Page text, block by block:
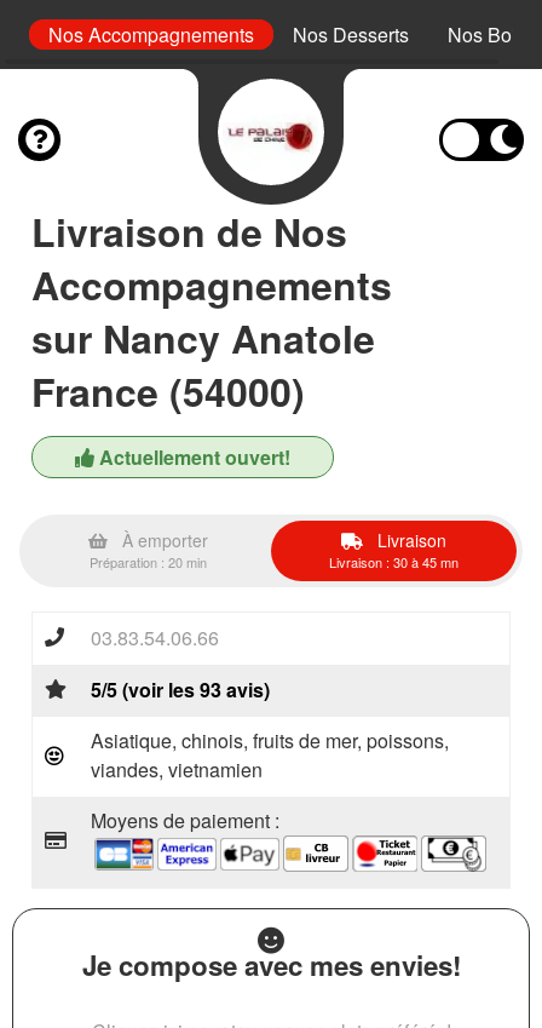
Nos Accompagnements Nos Desserts Nos
Livraison de Nos
Accompagnements
sur Nancy Anatole
France (54000)
Actuellement ouvert!
À emporter
Préparation : 20 min
Livraison
Livraison : 30 à 45 mn
03.83.54.06.66
5/5 (voir les 93 avis)
Asiatique, chinois, fruits de mer, poissons,
viandes, vietnamien
Moyens de paiement :
Je compose avec mes envies!